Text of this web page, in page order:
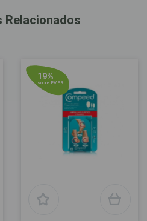
Relacionados
19%
sobre P.V.P.R